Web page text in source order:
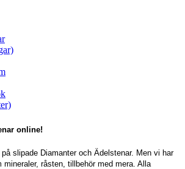
online!
slipade Diamanter och Ädelstenar. Men vi har
råsten, tillbehör med mera. Alla